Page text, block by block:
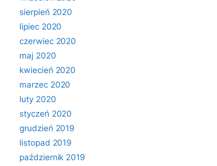
sierpień 2020
lipiec 2020
czerwiec 2020
maj 2020
kwiecień 2020
marzec 2020
luty 2020
styczeń 2020
grudzień 2019
listopad 2019
październik 2019